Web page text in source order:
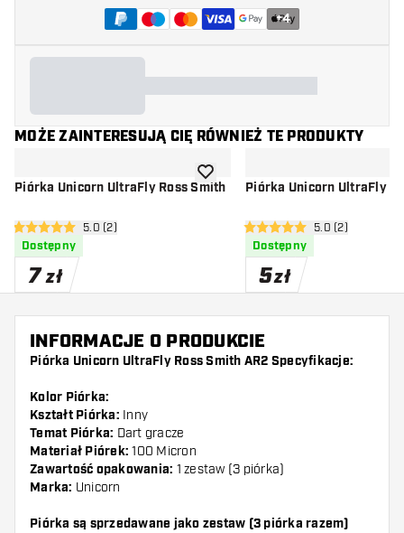
+4
MOŻE ZAINTERESUJĄ CIĘ RÓWNIEŻ TE PRODUKTY
Piórka Unicorn UltraFly Ross Smith
otwórz panel recenzji
5 gwiazdki oceny5.0 (2)
Dostępny
7 zł
dodaj do listy życzeń
Piórka Unicorn UltraFly
otwórz panel
5 gwiazdki oceny5.0 (2)
Dostępny
5zł
INFORMACJE O PRODUKCIE
Piórka Unicorn UltraFly Ross Smith AR2 Specyfikacje:
Kolor Piórka:
Kształt Piórka: Inny
Temat Piórka: Dart gracze
Materiał Piórek: 100 Micron
Zawartość opakowania: 1 zestaw (3 piórka)
Marka: Unicorn
Piórka są sprzedawane jako zestaw (3 piórka razem)